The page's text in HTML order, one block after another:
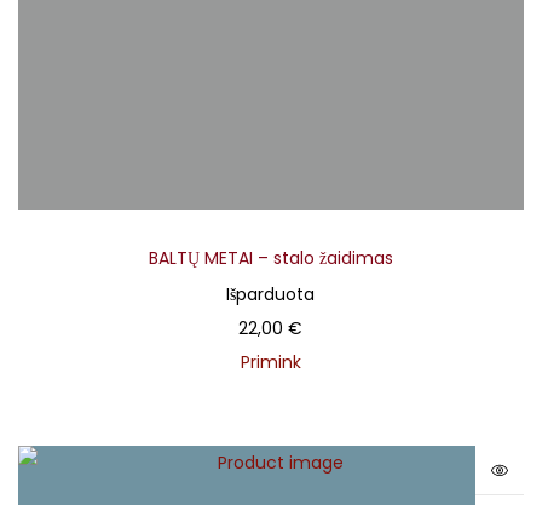
BALTŲ METAI – stalo žaidimas
Išparduota
22,00€
Primink